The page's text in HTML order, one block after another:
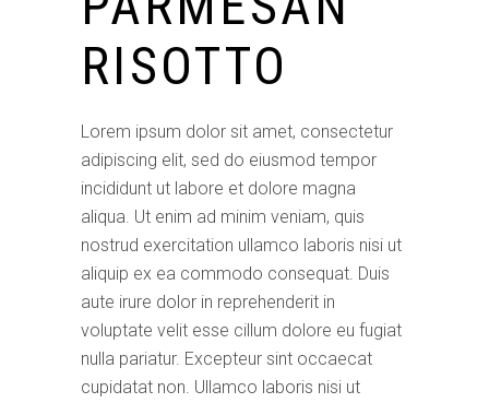
RISOTTO
Lorem ipsum dolor sit amet, consectetur
adipiscing elit, sed do eiusmod tempor
incididunt ut labore et dolore magna
aliqua. Ut enim ad minim veniam, quis
nostrud exercitation ullamco laboris nisi ut
aliquip ex ea commodo consequat. Duis
aute irure dolor in reprehenderit in
voluptate velit esse cillum dolore eu fugiat
nulla pariatur. Excepteur sint occaecat
cupidatat non. Ullamco laboris nisi ut